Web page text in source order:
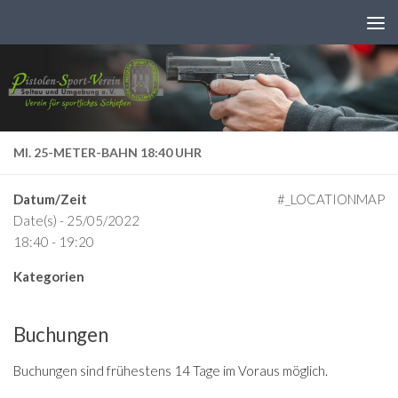
MI. 25-METER-BAHN 18:40 UHR
#_LOCATIONMAP
Datum/Zeit
Date(s) - 25/05/2022
18:40 - 19:20
Kategorien
Buchungen
Buchungen sind frühestens 14 Tage im Voraus möglich.